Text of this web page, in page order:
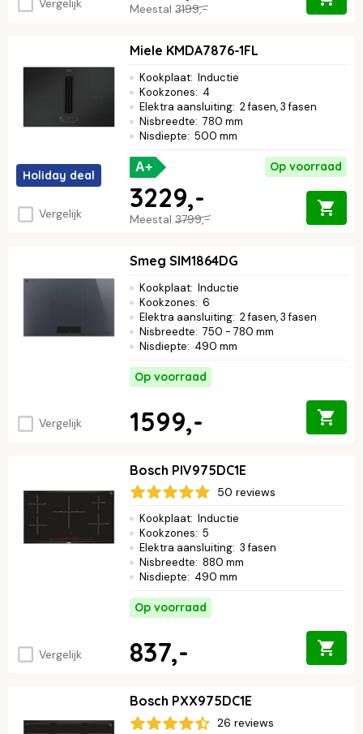
Vergelijk Meestal 3199,-
Holiday deal
Vergelijk
Miele KMDA7876-1FL
Kookplaat: Inductie
Kookzones: 4
Elektra aansluiting: 2 fasen, 3 fasen
Nisbreedte: 780 mm
Nisdiepte: 500 mm
A+ Op voorraad
Meestal 3799,-
3229,-
Vergelijk
Smeg SIM1864DG
Kookplaat: Inductie
Kookzones: 6
Elektra aansluiting: 2 fasen, 3 fasen
Nisbreedte: 750 - 780 mm
Nisdiepte: 490 mm
Op voorraad
1599,-
Vergelijk
Bosch PIV975DC1E
50 reviews
Kookplaat: Inductie
Kookzones: 5
Elektra aansluiting: 3 fasen
Nisbreedte: 880 mm
Nisdiepte: 490 mm
Op voorraad
837,-
Bosch PXX975DC1E
26 reviews